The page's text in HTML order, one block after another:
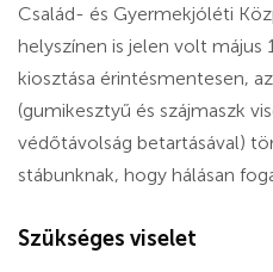
Család- és Gyermekjóléti
helyszínen is jelen volt május
kiosztása érintésmentesen,
(gumikesztyű és szájmaszk
védőtávolság betartásával)
stábunknak, hogy hálásan
Szükséges viselet